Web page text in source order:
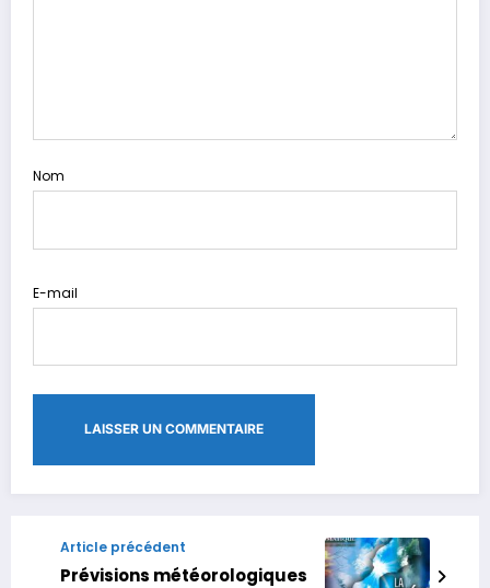
Nom
E-mail
Article précédent
Prévisions météorologiques